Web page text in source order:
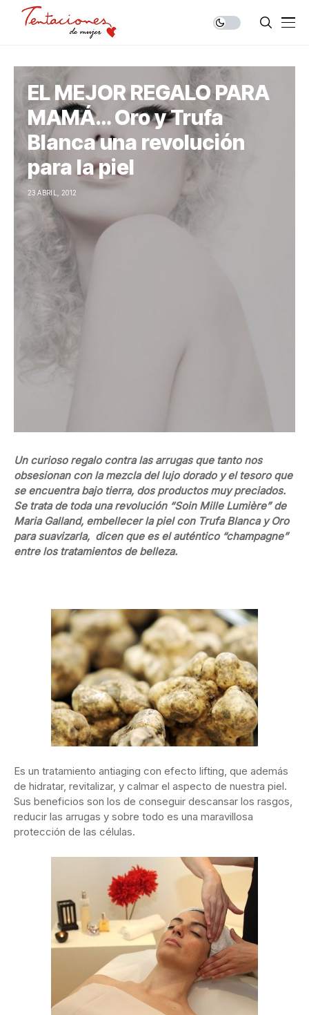
EL MEJOR REGALO PARA
MAMÁ… Oro y Trufa
Blanca una revolución
para la piel
23 ABRIL, 2012
Un curioso regalo contra las arrugas que tanto nos
obsesionan con la mezcla del lujo dorado y el tesoro que
se encuentra bajo tierra, dos productos muy preciados.
Se trata de toda una revolución “Soin Mille Lumière” de
Maria Galland, embellecer la piel con Trufa Blanca y Oro
para suavizarla, dicen que es el auténtico “champagne”
entre los tratamientos de belleza.
Es un tratamiento antiaging con efecto lifting, que además
de hidratar, revitalizar, y calmar el aspecto de nuestra piel.
Sus beneficios son los de conseguir descansar los rasgos,
reducir las arrugas y sobre todo es una maravillosa
protección de las células.